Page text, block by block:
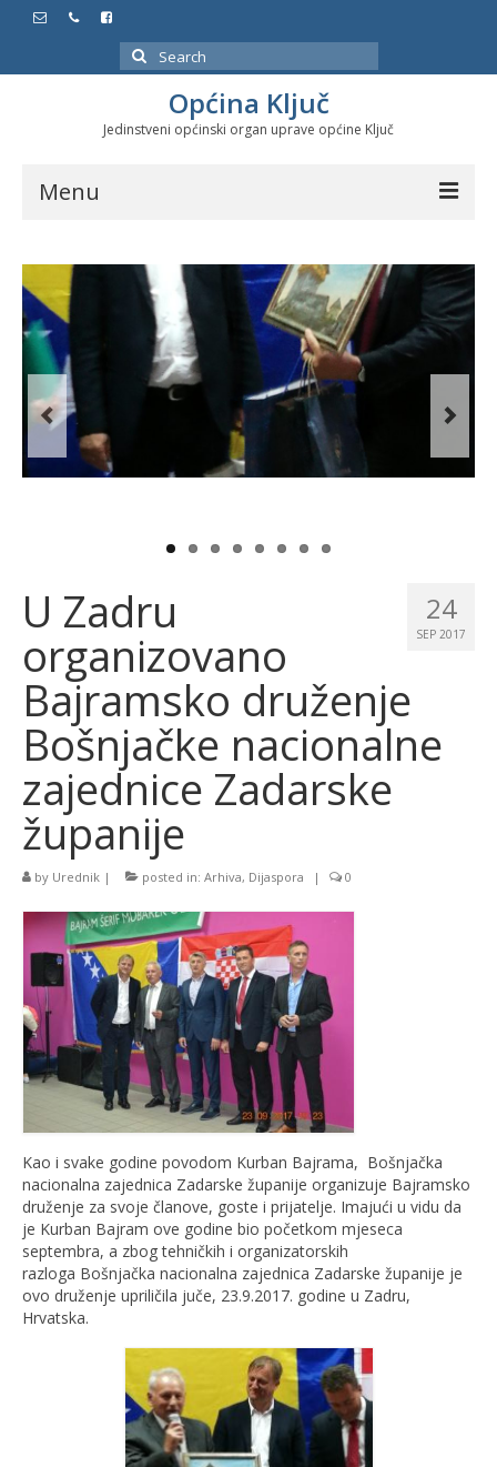
Search
for:
Općina Ključ
Jedinstveni općinski organ uprave općine Ključ
Menu
Službeni glasnici
Javne nabavke
Značajni datumi i manifestacije
Program energetske efikasnosti u stambenom
sektoru
24
SEP 2017
U Zadru
organizovano
Bajramsko druženje
Bošnjačke nacionalne
zajednice Zadarske
županije
by Urednik | posted in: Arhiva, Dijaspora | 0
Kao i svake godine povodom Kurban Bajrama, Bošnjačka
nacionalna zajednica Zadarske županije organizuje Bajramsko
druženje za svoje članove, goste i prijatelje. Imajući u vidu da
je Kurban Bajram ove godine bio početkom mjeseca
septembra, a zbog tehničkih i organizatorskih
razloga Bošnjačka nacionalna zajednica Zadarske županije je
ovo druženje upriličila juče, 23.9.2017. godine u Zadru,
Hrvatska.